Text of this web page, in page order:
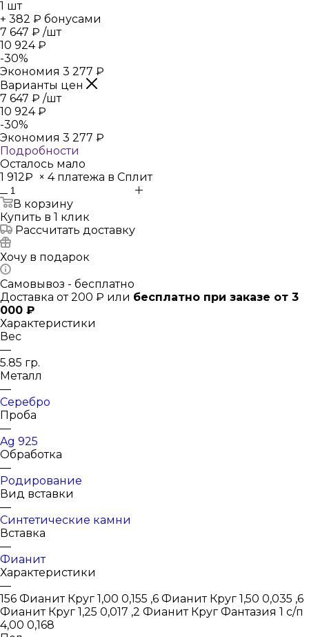
1 шт
+ 382 ₽ бонусами
7 647 ₽ /шт
10 924₽
-30%
Экономия 3 277 ₽
Варианты цен
7 647 ₽ /шт
10 924₽
-30%
Экономия 3 277 ₽
Подробности
Осталось мало
1 912₽ × 4 платежа в Сплит
В корзину
Купить в 1 клик
Рассчитать доставку
Хочу в подарок
Самовывоз - бесплатно
Доставка от 200 ₽ или бесплатно при заказе от 3
000 ₽
Характеристики
Вес
—
5.85 гр.
Металл
—
Серебро
Проба
—
Ag 925
Обработка
—
Родирование
Вид вставки
—
Синтетические камни
Вставка
—
Фианит
Характеристики
—
156 Фианит Круг 1,00 0,155 ,6 Фианит Круг 1,50 0,035 ,6
Фианит Круг 1,25 0,017 ,2 Фианит Круг Фантазия 1 с/п
4,00 0,168